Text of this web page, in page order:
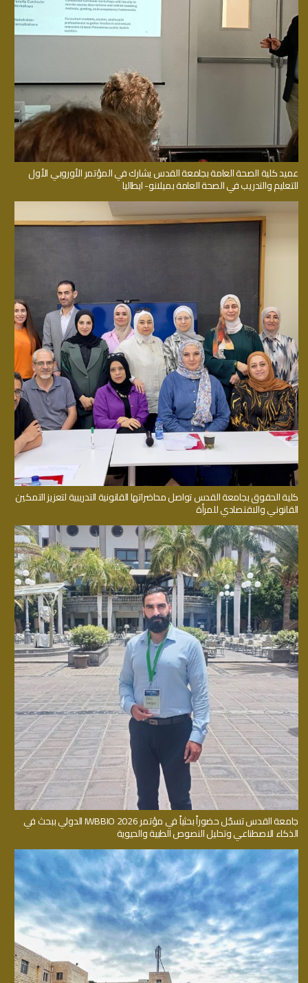
عميد كلية الصحة العامة بجامعة القدس يشارك في المؤتمر الأوروبي الأول
للتعليم والتدريب في الصحة العامة بميلانو- ايطاليا
كلية الحقوق بجامعة القدس تواصل محاضراتها القانونية التدريبية لتعزيز التمكين
القانوني والاقتصادي للمرأة
جامعة القدس تسجّل حضوراً بحثياً في مؤتمر IWBBIO 2026 الدولي ببحث في
الذكاء الاصطناعي وتحليل النصوص الطبية والحيوية